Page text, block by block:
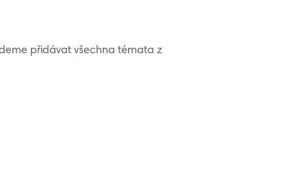
přidávat všechna témata z